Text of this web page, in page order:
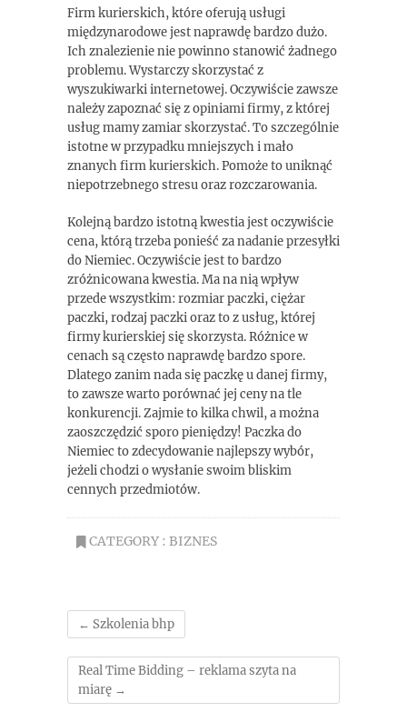
Firm kurierskich, które oferują usługi
międzynarodowe jest naprawdę bardzo dużo.
Ich znalezienie nie powinno stanowić żadnego
problemu. Wystarczy skorzystać z
wyszukiwarki internetowej. Oczywiście zawsze
należy zapoznać się z opiniami firmy, z której
usług mamy zamiar skorzystać. To szczególnie
istotne w przypadku mniejszych i mało
znanych firm kurierskich. Pomoże to uniknąć
niepotrzebnego stresu oraz rozczarowania.
Kolejną bardzo istotną kwestia jest oczywiście
cena, którą trzeba ponieść za nadanie przesyłki
do Niemiec. Oczywiście jest to bardzo
zróżnicowana kwestia. Ma na nią wpływ
przede wszystkim: rozmiar paczki, ciężar
paczki, rodzaj paczki oraz to z usług, której
firmy kurierskiej się skorzysta. Różnice w
cenach są często naprawdę bardzo spore.
Dlatego zanim nada się paczkę u danej firmy,
to zawsze warto porównać jej ceny na tle
konkurencji. Zajmie to kilka chwil, a można
zaoszczędzić sporo pieniędzy! Paczka do
Niemiec to zdecydowanie najlepszy wybór,
jeżeli chodzi o wysłanie swoim bliskim
cennych przedmiotów.
CATEGORY : BIZNES
← Szkolenia bhp
Real Time Bidding – reklama szyta na
miarę →